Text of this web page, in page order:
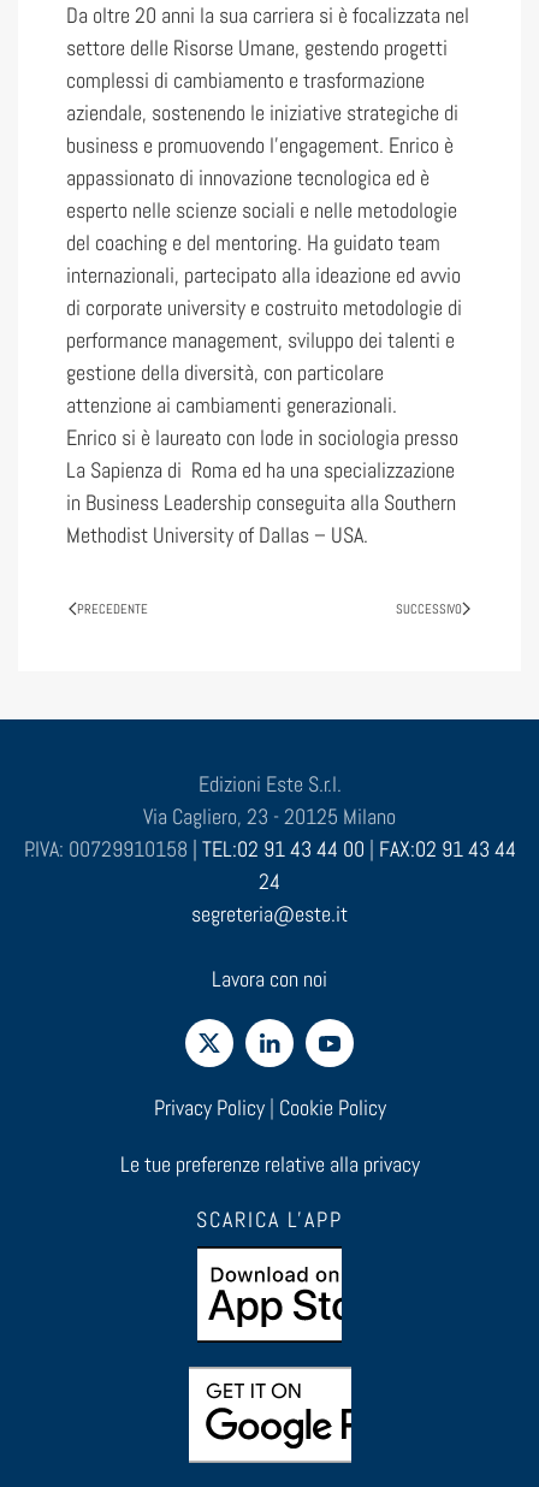
Da oltre 20 anni la sua carriera si è focalizzata nel
settore delle Risorse Umane, gestendo progetti
complessi di cambiamento e trasformazione
aziendale, sostenendo le iniziative strategiche di
business e promuovendo l’engagement. Enrico è
appassionato di innovazione tecnologica ed è
esperto nelle scienze sociali e nelle metodologie
del coaching e del mentoring. Ha guidato team
internazionali, partecipato alla ideazione ed avvio
di corporate university e costruito metodologie di
performance management, sviluppo dei talenti e
gestione della diversità, con particolare
attenzione ai cambiamenti generazionali.
Enrico si è laureato con lode in sociologia presso
La Sapienza di Roma ed ha una specializzazione
in Business Leadership conseguita alla Southern
Methodist University of Dallas – USA.
PRECEDENTE SUCCESSIVO
Edizioni Este S.r.l.
Via Cagliero, 23 - 20125 Milano
P.IVA: 00729910158 | TEL:02 91 43 44 00 | FAX:02 91 43 44
24
segreteria@este.it
Lavora con noi
Privacy Policy| Cookie Policy
Le tue preferenze relative alla privacy
SCARICA L'APP